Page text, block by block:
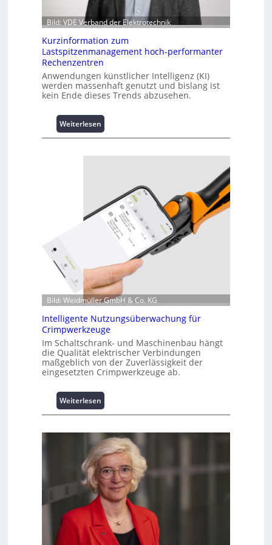
Bild: VDE Verband der Elektrotechnik
Kurzinformation zum
Lastspitzenmanagement hoch-performanter
Rechenzentren
Anwendungen künstlicher Intelligenz (KI)
werden massenhaft genutzt und bislang ist
kein Ende dieses Trends abzusehen.
Weiterlesen
K
r
f
o
n
z
u
m
L
a
s
t
i
z
e
n
m
a
n
a
g
e
m
Bild: Weidmüller GmbH & Co. KG
Intelligente Nutzungsüberwachung für
Crimpwerkzeuge
Im Schaltschrank- und Maschinenbau hängt
die Qualität elektrischer Verbindungen
maßgeblich von der Zuverlässigkeit der
eingesetzten Crimpwerkzeuge ab.
Weiterlesen
I
t
e
l
l
i
g
e
n
t
e